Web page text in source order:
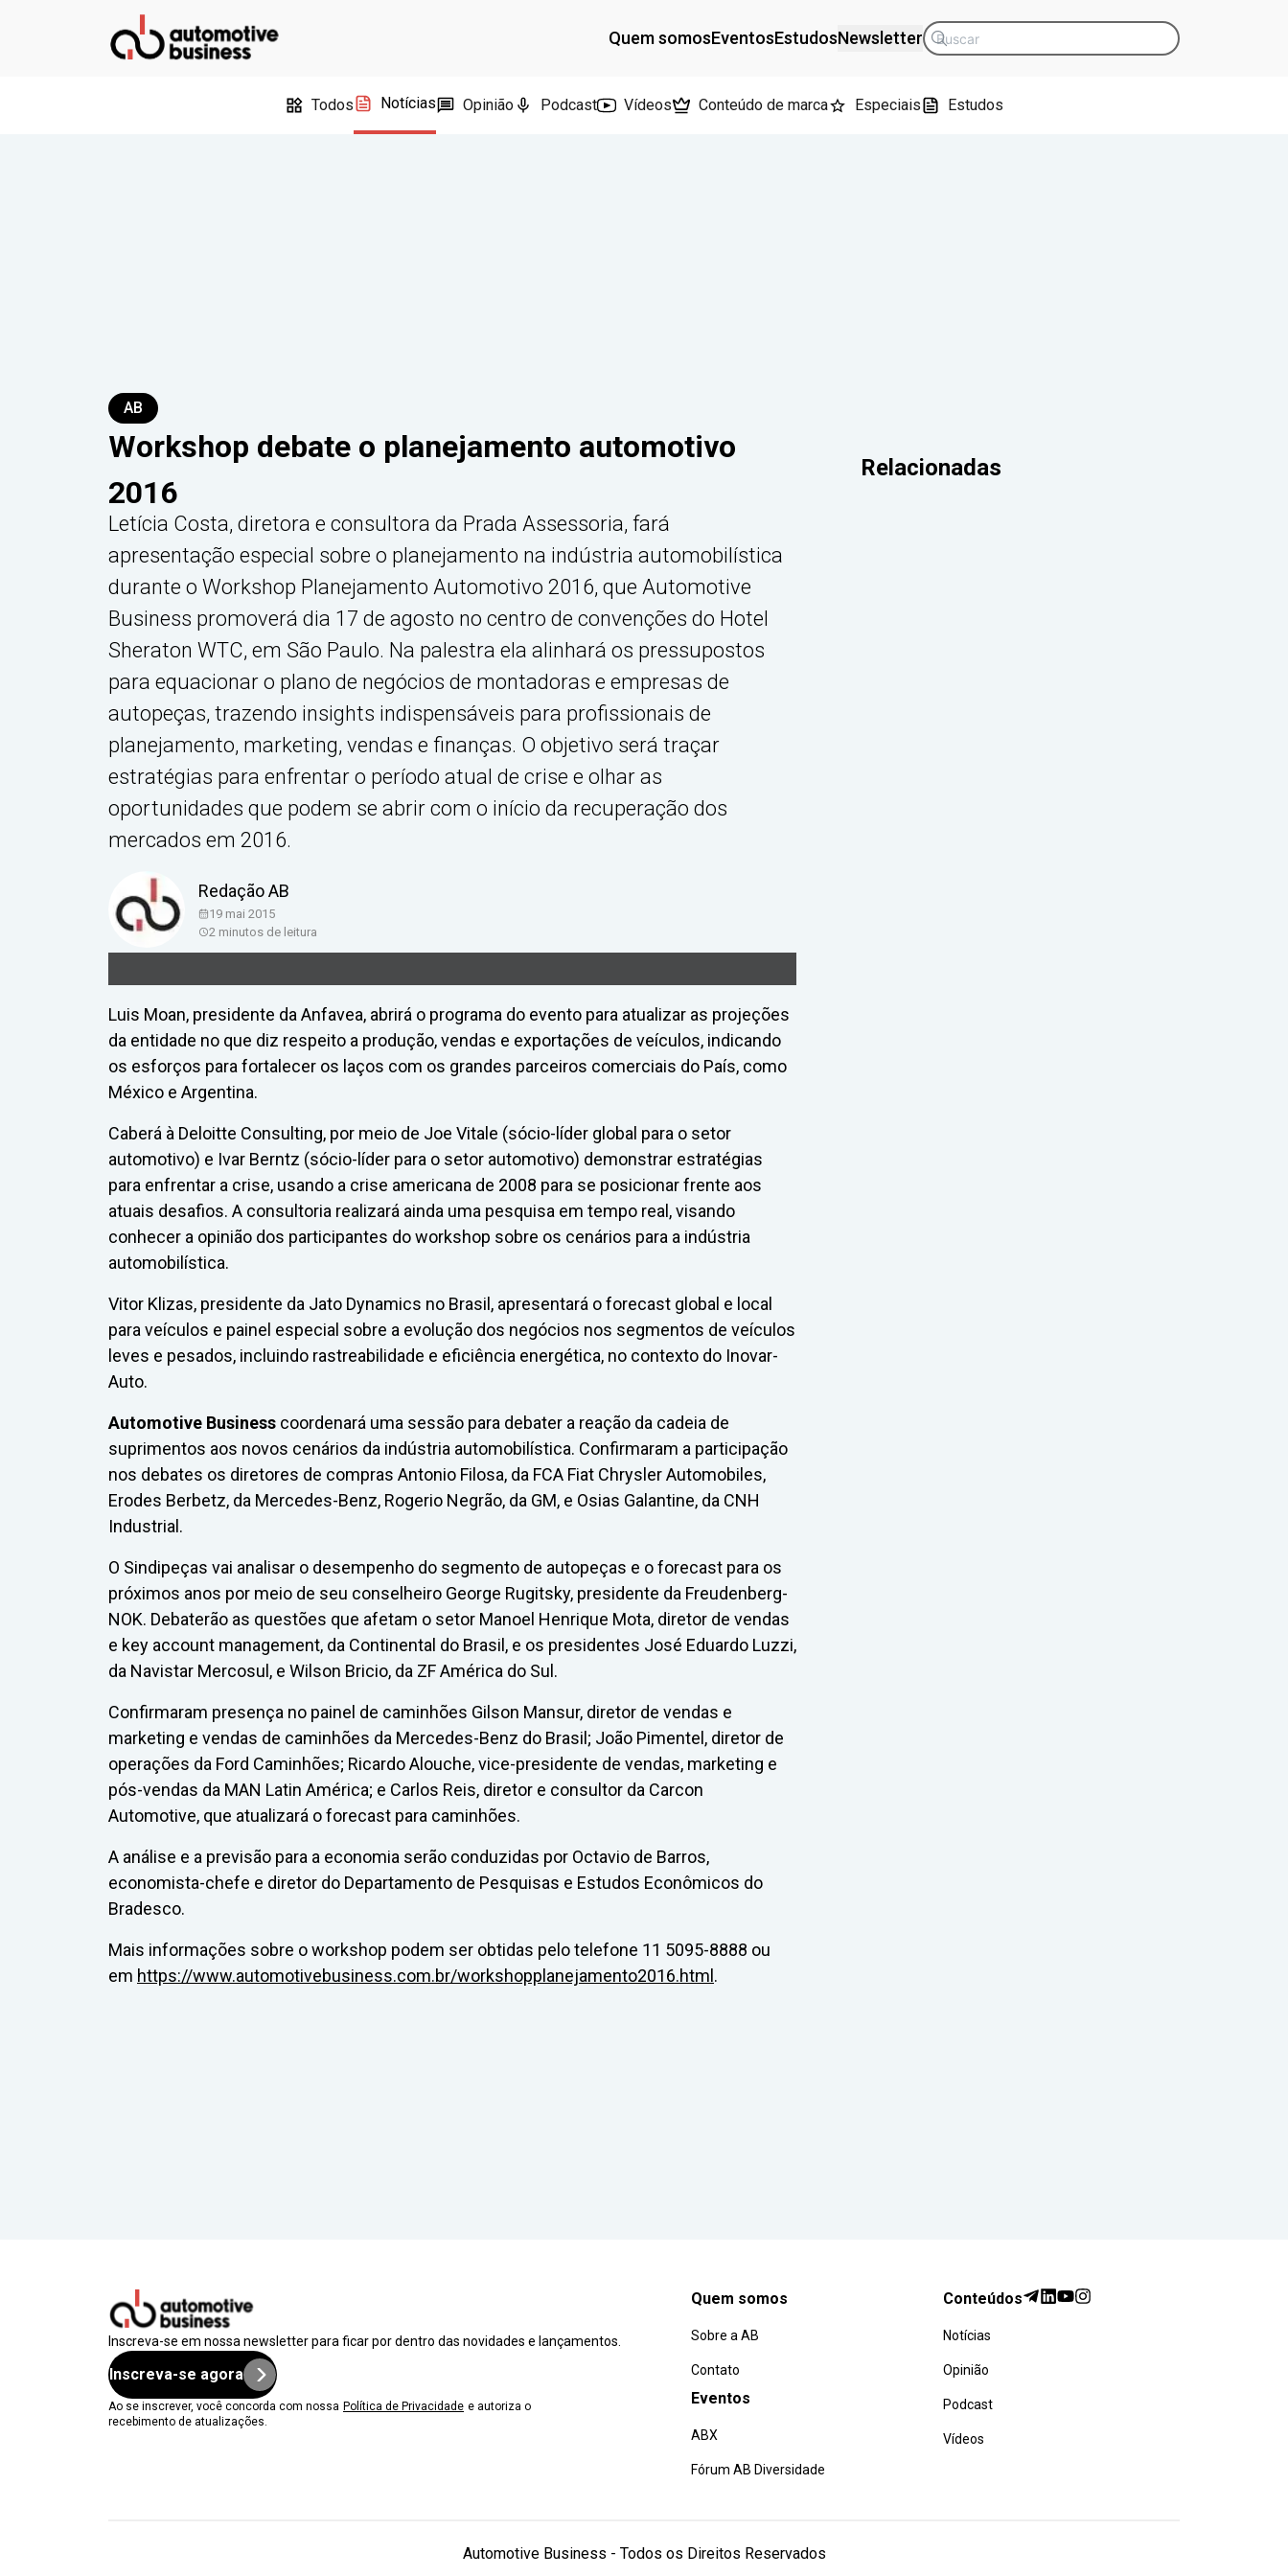
Quem somosEventosEstudosNewsletter
Todos Notícias Opinião Podcast Vídeos Conteúdo de marca Especiais Estudos
AB
Workshop debate o planejamento automotivo
2016
Letícia Costa, diretora e consultora da Prada Assessoria, fará
apresentação especial sobre o planejamento na indústria automobilística
durante o Workshop Planejamento Automotivo 2016, que Automotive
Business promoverá dia 17 de agosto no centro de convenções do Hotel
Sheraton WTC, em São Paulo. Na palestra ela alinhará os pressupostos
para equacionar o plano de negócios de montadoras e empresas de
autopeças, trazendo insights indispensáveis para profissionais de
planejamento, marketing, vendas e finanças. O objetivo será traçar
estratégias para enfrentar o período atual de crise e olhar as
oportunidades que podem se abrir com o início da recuperação dos
mercados em 2016.
Redação AB
19 mai 2015
2 minutos de leitura
Luis Moan, presidente da Anfavea, abrirá o programa do evento para atualizar as projeções
da entidade no que diz respeito a produção, vendas e exportações de veículos, indicando
os esforços para fortalecer os laços com os grandes parceiros comerciais do País, como
México e Argentina.
Caberá à Deloitte Consulting, por meio de Joe Vitale (sócio-líder global para o setor
automotivo) e Ivar Berntz (sócio-líder para o setor automotivo) demonstrar estratégias
para enfrentar a crise, usando a crise americana de 2008 para se posicionar frente aos
atuais desafios. A consultoria realizará ainda uma pesquisa em tempo real, visando
conhecer a opinião dos participantes do workshop sobre os cenários para a indústria
automobilística.
Vitor Klizas, presidente da Jato Dynamics no Brasil, apresentará o forecast global e local
para veículos e painel especial sobre a evolução dos negócios nos segmentos de veículos
leves e pesados, incluindo rastreabilidade e eficiência energética, no contexto do Inovar-
Auto.
Automotive Business coordenará uma sessão para debater a reação da cadeia de
suprimentos aos novos cenários da indústria automobilística. Confirmaram a participação
nos debates os diretores de compras Antonio Filosa, da FCA Fiat Chrysler Automobiles,
Erodes Berbetz, da Mercedes-Benz, Rogerio Negrão, da GM, e Osias Galantine, da CNH
Industrial.
O Sindipeças vai analisar o desempenho do segmento de autopeças e o forecast para os
próximos anos por meio de seu conselheiro George Rugitsky, presidente da Freudenberg-
NOK. Debaterão as questões que afetam o setor Manoel Henrique Mota, diretor de vendas
e key account management, da Continental do Brasil, e os presidentes José Eduardo Luzzi,
da Navistar Mercosul, e Wilson Bricio, da ZF América do Sul.
Confirmaram presença no painel de caminhões Gilson Mansur, diretor de vendas e
marketing e vendas de caminhões da Mercedes-Benz do Brasil; João Pimentel, diretor de
operações da Ford Caminhões; Ricardo Alouche, vice-presidente de vendas, marketing e
pós-vendas da MAN Latin América; e Carlos Reis, diretor e consultor da Carcon
Automotive, que atualizará o forecast para caminhões.
A análise e a previsão para a economia serão conduzidas por Octavio de Barros,
economista-chefe e diretor do Departamento de Pesquisas e Estudos Econômicos do
Bradesco.
Mais informações sobre o workshop podem ser obtidas pelo telefone 11 5095-8888 ou
em https://www.automotivebusiness.com.br/workshopplanejamento2016.html .
Relacionadas
Inscreva-se em nossa newsletter para ficar por dentro das novidades e lançamentos.
Inscreva-se agora
Ao se inscrever, você concorda com nossa Política de Privacidade e autoriza o
recebimento de atualizações.
Quem somos
Sobre a AB
Contato
Eventos
ABX
Fórum AB Diversidade
Conteúdos
Notícias
Opinião
Podcast
Vídeos
Automotive Business - Todos os Direitos Reservados